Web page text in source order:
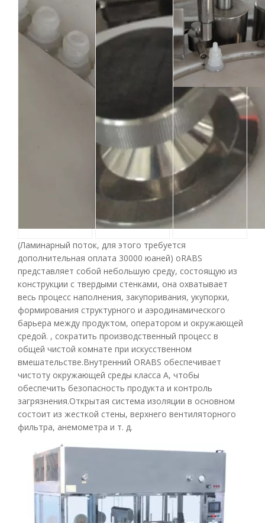
(Ламинарный поток, для этого требуется
дополнительная оплата 30000 юаней) oRABS
представляет собой небольшую среду, состоящую из
конструкции с твердыми стенками, она охватывает
весь процесс наполнения, закупоривания, укупорки,
формирования структурного и аэродинамического
барьера между продуктом, оператором и окружающей
средой. , сократить производственный процесс в
общей чистой комнате при искусственном
вмешательстве.Внутренний ORABS обеспечивает
чистоту окружающей среды класса А, чтобы
обеспечить безопасность продукта и контроль
загрязнения.Открытая система изоляции в основном
состоит из жесткой стены, верхнего вентиляторного
фильтра, анемометра и т. д.